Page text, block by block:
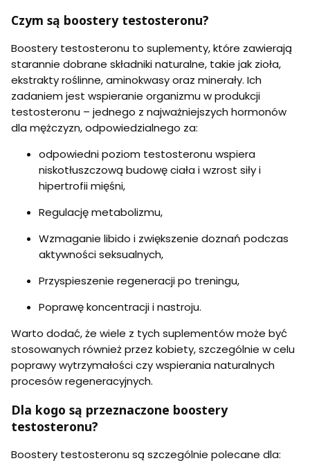
Czym są boostery testosteronu?
Boostery testosteronu to suplementy, które zawierają
starannie dobrane składniki naturalne, takie jak zioła,
ekstrakty roślinne, aminokwasy oraz minerały. Ich
zadaniem jest wspieranie organizmu w produkcji
testosteronu – jednego z najważniejszych hormonów
dla mężczyzn, odpowiedzialnego za:
odpowiedni poziom testosteronu wspiera
niskotłuszczową budowę ciała i wzrost siły i
hipertrofii mięśni,
Regulację metabolizmu,
Wzmaganie libido i zwiększenie doznań podczas
aktywności seksualnych,
Przyspieszenie regeneracji po treningu,
Poprawę koncentracji i nastroju.
Warto dodać, że wiele z tych suplementów może być
stosowanych również przez kobiety, szczególnie w celu
poprawy wytrzymałości czy wspierania naturalnych
procesów regeneracyjnych.
Dla kogo są przeznaczone boostery
testosteronu?
Boostery testosteronu są szczególnie polecane dla: